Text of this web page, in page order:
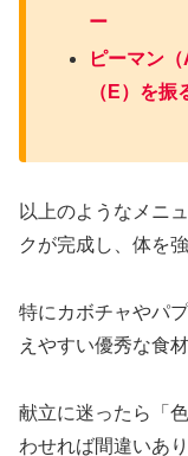
ー
ピーマン
（E）を振
以上のようなメニ
クが完成し、体を
特にカボチャやパ
えやすい優秀な食材
献立に迷ったら「
わせれば間違いあ